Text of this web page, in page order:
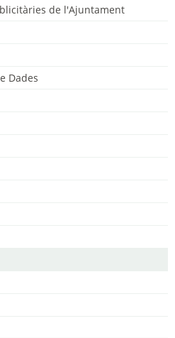
de l'Ajuntament
Dades